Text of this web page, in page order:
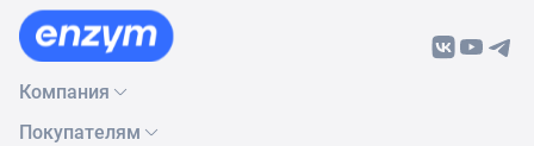
Компания
О нас
Покупателям